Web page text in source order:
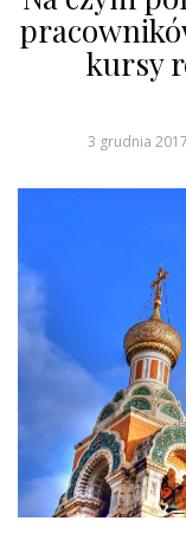
kursy
3 grudnia 2017